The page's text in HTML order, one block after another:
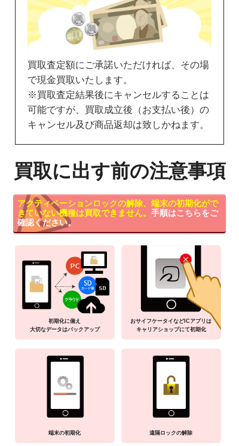
買取査定額にご承諾いただければ、その場
で現金買取いたします。
※買取査定結果後にキャンセルすることは
可能ですが、買取成立後（お支払い後）の
キャンセル及び商品返却は致しかねます。
買取に出す前の注意事項
アクティベーションロックの解除、端末の初期化がで
きていない機種は買取できません。 手順はこちらをご
確認ください。
初期化に備え
大切なデータはバックアップ
おサイフケータイなどICアプリは
キャリアショップにて初期化
端末の初期化 遠隔ロックの解除